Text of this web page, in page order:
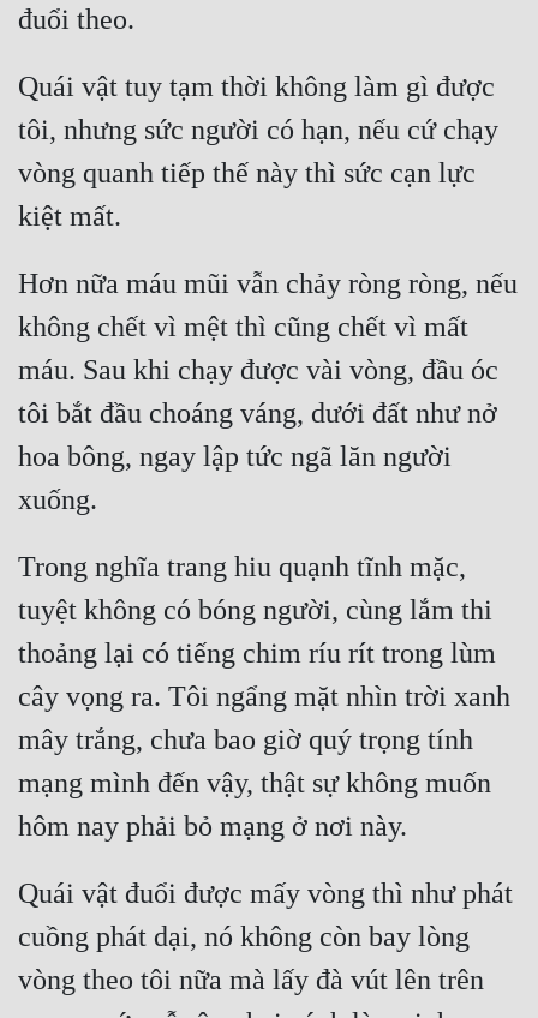
Mỹ Thực
Ngôn Tình
Ngược
Nữ Cường
Nữ Phụ
Phong Thủy - Tâm Linh
Phương Tây
Phản Phái
Quan Trường
Sảng Văn
Sắc
Sủng
Thanh Xuân
Tiên Hiệp
Tiểu Thuyết
Triều Đấu
Trùng Sinh
Trọng Sinh
Quái vật tuy tạm thời không làm gì được
tôi, nhưng sức người có hạn, nếu cứ chạy
vòng quanh tiếp thế này thì sức cạn lực
Hơn nữa máu mũi vẫn chảy ròng ròng, nếu
không chết vì mệt thì cũng chết vì mất
máu. Sau khi chạy được vài vòng, đầu óc
tôi bắt đầu choáng váng, dưới đất như nở
hoa bông, ngay lập tức ngã lăn người
Trong nghĩa trang hiu quạnh tĩnh mặc,
tuyệt không có bóng người, cùng lắm thi
thoảng lại có tiếng chim ríu rít trong lùm
cây vọng ra. Tôi ngẩng mặt nhìn trời xanh
mây trắng, chưa bao giờ quý trọng tính
mạng mình đến vậy, thật sự không muốn
Quái vật đuổi được mấy vòng thì như phát
cuồng phát dại, nó không còn bay lòng
vòng theo tôi nữa mà lấy đà vút lên trên